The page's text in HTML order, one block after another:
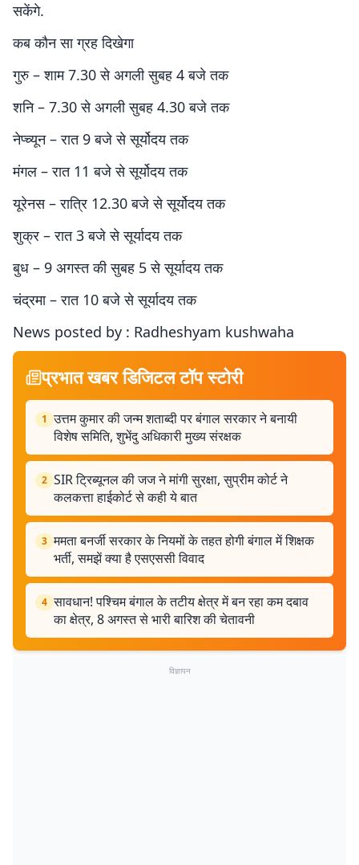
सकेंगे.
कब कौन सा ग्रह दिखेगा
गुरु – शाम 7.30 से अगली सुबह 4 बजे तक
शनि – 7.30 से अगली सुबह 4.30 बजे तक
नेप्च्यून – रात 9 बजे से सूर्योदय तक
मंगल – रात 11 बजे से सूर्योदय तक
यूरेनस – रात्रि 12.30 बजे से सूर्योदय तक
शुक्र – रात 3 बजे से सूर्यादय तक
बुध – 9 अगस्त की सुबह 5 से सूर्यादय तक
चंद्रमा – रात 10 बजे से सूर्यादय तक
News posted by : Radheshyam kushwaha
प्रभात खबर डिजिटल टॉप स्टोरी
1 उत्तम कुमार की जन्म शताब्दी पर बंगाल सरकार ने बनायी
विशेष समिति, शुभेंदु अधिकारी मुख्य संरक्षक
2 SIR ट्रिब्यूनल की जज ने मांगी सुरक्षा, सुप्रीम कोर्ट ने
कलकत्ता हाईकोर्ट से कही ये बात
3 ममता बनर्जी सरकार के नियमों के तहत होगी बंगाल में शिक्षक
भर्ती, समझें क्या है एसएससी विवाद
4 सावधान! पश्चिम बंगाल के तटीय क्षेत्र में बन रहा कम दबाव
का क्षेत्र, 8 अगस्त से भारी बारिश की चेतावनी
विज्ञापन